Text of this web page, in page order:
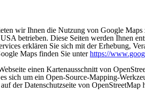
wir Ihnen die Nutzung von Google
betrieben. Diese Seiten werden Ihnen
erklären Sie sich mit der Erhebung,
Maps finden Sie unterhttps://
einen Kartenausschnitt von
sich um ein Open-Source-Mapping-
der Datenschutzseite von OpenStreetMap